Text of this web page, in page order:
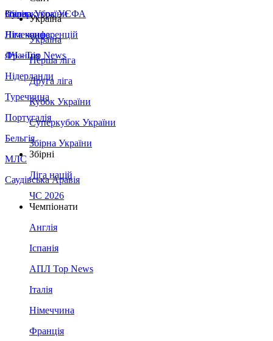
Збірна України
Італія
Німеччина
Франція
Нідерланди
Туреччина
Португалія
Бельгія
МЛС
Саудівська Аравія
Суперкубок УЄФА
Ліга конференцій
ЛЧ - Top News
Україна
Україна
Перша ліга
Друга ліга
Кубок України
Суперкубок України
Збірна України
Збірні
Ліга націй
ЧС 2026
Чемпіонати
Англія
Іспанія
АПЛ Top News
Італія
Німеччина
Франція